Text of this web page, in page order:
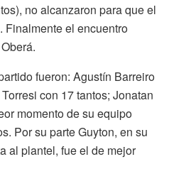
no alcanzaron para que el
Finalmente el encuentro
fueron: Agustín Barreiro
con 17 tantos; Jonatan
momento de su equipo
Por su parte Guyton, en su
al plantel, fue el de mejor